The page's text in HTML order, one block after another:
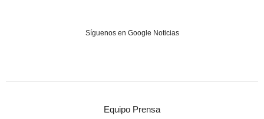
Síguenos en Google Noticias
Equipo Prensa